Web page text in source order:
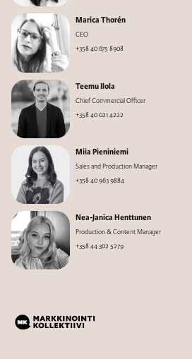
Marica Thorén
CEO
+358 40 675 8908
Teemu Ilola
Chief Commercial Officer
+358 40 021 4222
Miia Pieniniemi
Sales and Production Manager
+358 40 963 9884
Nea-Janica Henttunen
Production & Content Manager
+358 44 302 5279